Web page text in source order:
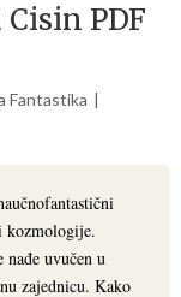
PDF
Fantastika
kozmologije.
uvučen u
zajednicu. Kako